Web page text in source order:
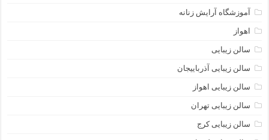
آموزشگاه آرایش زنانه
اهواز
سالن زیبایی
سالن زیبایی آذرباییجان
سالن زیبایی اهواز
سالن زیبایی تهران
سالن زیبایی کرج